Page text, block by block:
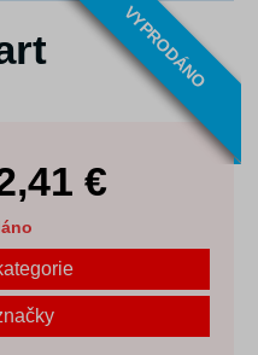
VYPRODÁNO
€